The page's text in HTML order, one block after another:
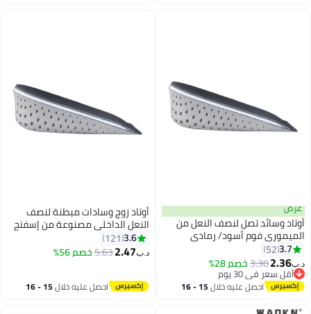
عرض
وسائد تصل لنصف النعل من
فوم أسود/ رمادي
3.7
52
2.36
3.30خصم 28%
أقل سعر في 30 يوم
أقل سعر في 30 يوماحصل عليه خلال 15 - 16
أوتاد زوج وسادات مبطنة لنصف
النعل الداخلي مصنوعة من إسفنج
ميموري فوم أسود/ رمادي
3.6
121
د.ب‏ 2.47
5.63خصم 56%
احصل عليه خلال 15 - 16